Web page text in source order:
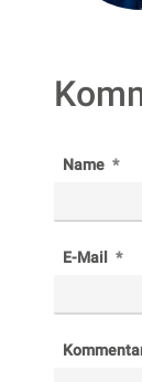
Name
E-Mail